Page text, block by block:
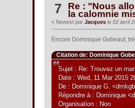
7 Re : "Nous
la calomnie
« Newest parJacques le 02 avril
Encore Dominique Gobeaut,
Citation de: Dominique
Sujet : Re: Trouvez un mari
Date : Wed, 11 Mar 2015
De : Dominique G.
Répondre à : Dominique
Organisation : Non